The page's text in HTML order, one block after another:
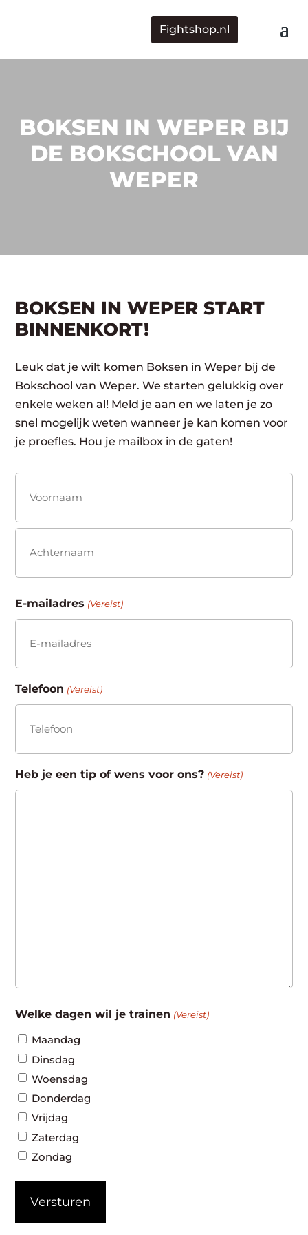
Fightshop.nl
BOKSEN IN WEPER BIJ
DE BOKSCHOOL VAN
WEPER
BOKSEN IN WEPER START
BINNENKORT!
Leuk dat je wilt komen Boksen in Weper bij de
Bokschool van Weper. We starten gelukkig over
enkele weken al! Meld je aan en we laten je zo
snel mogelijk weten wanneer je kan komen voor
je proefles. Hou je mailbox in de gaten!
(Vereist)
Voornaam
E-mailadres (Vereist)
Telefoon (Vereist)
Heb je een tip of wens voor ons? (Vereist)
Welke dagen wil je trainen (Vereist)
Maandag
Dinsdag
Woensdag
Donderdag
Vrijdag
Zaterdag
Zondag